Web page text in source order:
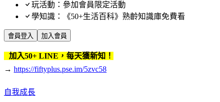
玩活動：參加會員限定活動
學知識：《50+生活百科》熟齡知識庫免費看
會員登入 加入會員
加入50+ LINE，每天獲新知！
→ https://fiftyplus.pse.im/5zvc58
自我成長